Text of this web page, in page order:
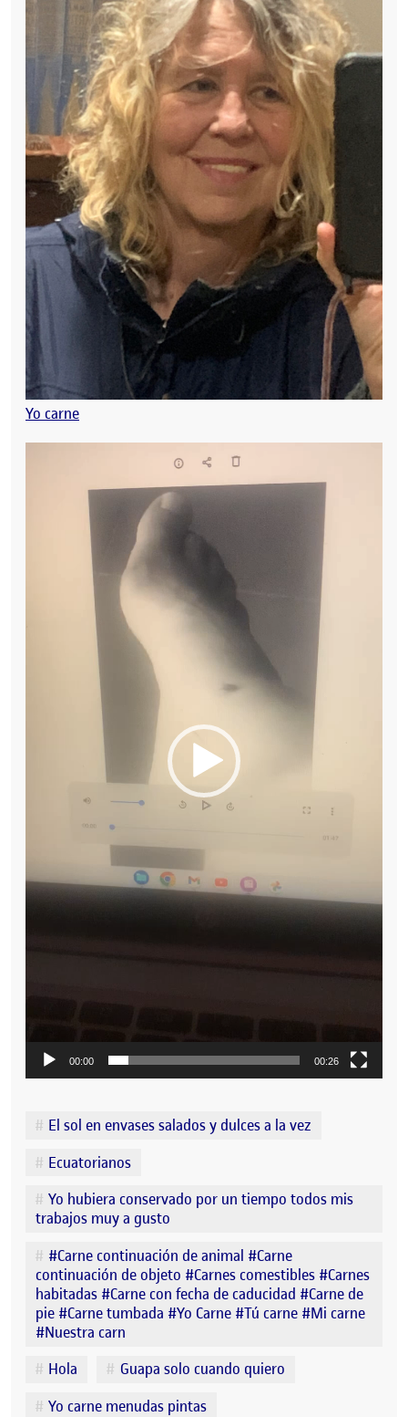
Yo carne
00:00 00:26
Etiquetes
El sol en envases salados y dulces a la vez
Ecuatorianos
Yo hubiera conservado por un tiempo todos mis
trabajos muy a gusto
#Carne continuación de animal #Carne
continuación de objeto #Carnes comestibles #Carnes
habitadas #Carne con fecha de caducidad #Carne de
pie #Carne tumbada #Yo Carne #Tú carne #Mi carne
#Nuestra carn
Hola
Guapa solo cuando quiero
Yo carne menudas pintas